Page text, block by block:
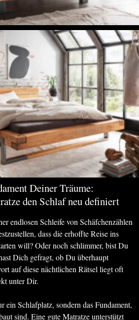
Deiner Träume:
den Schlaf neu definiert
endlosen Schleife von Schäfchenzählen
dass die erhoffte Reise ins
will? Oder noch schlimmer, bist Du
Dich gefragt, ob Du überhaupt
auf diese nächtlichen Rätsel liegt oft
unter Dir.
ein Schlafplatz, sondern das Fundament,
sind. Eine gute Matratze unterstützt